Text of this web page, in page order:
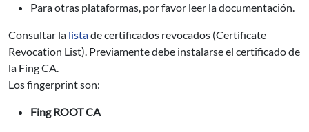
Para otras plataformas, por favor leer la documentación.
Consultar la listade certificados revocados (Certificate
Revocation List). Previamente debe instalarse el certificado de
la Fing CA.
Los fingerprint son:
Fing ROOT CA